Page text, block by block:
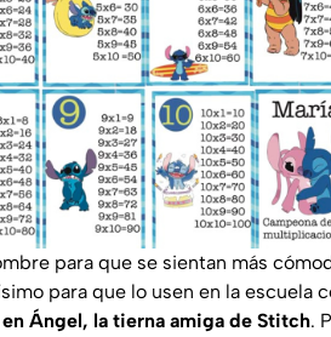
para que se sientan más
para que lo usen en la escuela
Ángel, la tierna amiga de Stitch.